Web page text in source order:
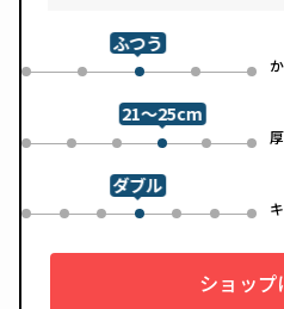
ンで、カバーは自宅で洗濯可能。
した一枚です。
0 1 2
ふつう
3 4
0 1 2 3
21～25cm
4 5
0 1 2 3
ダブル
4 5 6
ショップ